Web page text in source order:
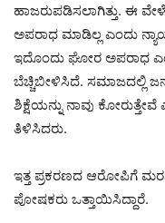
ಹಾಜರುಪಡಿಸಲಾಗಿತ್ತು. ಈ
ಅಪರಾಧ ಮಾಡಿಲ್ಲ ಎಂದು
ಇದೊಂದು ಘೋರ ಅಪರಾಧ
ಬೆಚ್ಚಿಬೀಳಿಸಿದೆ. ಸಮಾಜದಲ್ಲಿ
ಶಿಕ್ಷೆಯನ್ನು ನಾವು
ತಿಳಿಸಿದರು.
ಇತ್ತ ಪ್ರಕರಣದ ಆರೋಪಿಗೆ
ಪೋಷಕರು ಒತ್ತಾಯಿಸಿದ್ದಾರೆ.